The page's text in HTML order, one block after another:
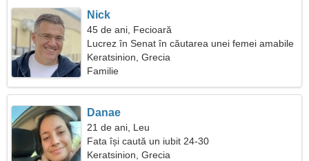
Nick
45 de ani, Fecioară
Lucrez în Senat în căutarea unei femei amabile
Keratsinion, Grecia
Familie
Danae
21 de ani, Leu
Fata își caută un iubit 24-30
Keratsinion, Grecia